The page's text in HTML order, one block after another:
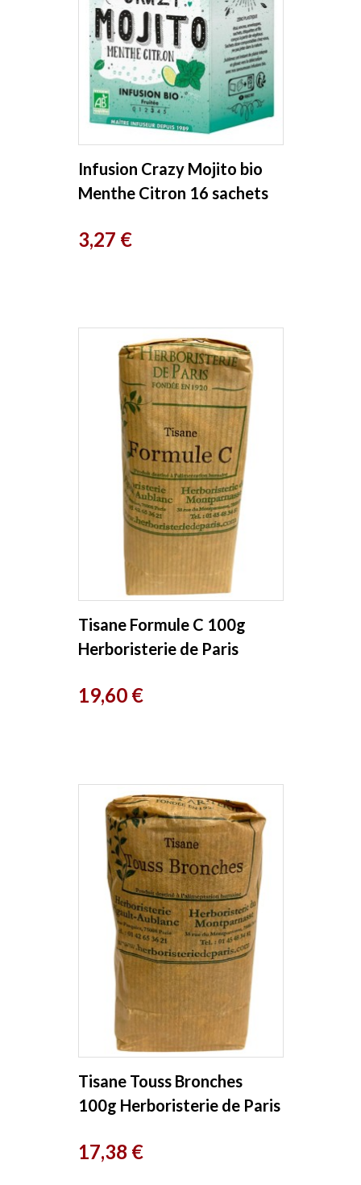
Infusion Crazy Mojito bio
Menthe Citron 16 sachets
Prix
3,27 €
Tisane Formule C 100g
Herboristerie de Paris
Prix
19,60 €
Tisane Touss Bronches
100g Herboristerie de Paris
Prix
17,38 €